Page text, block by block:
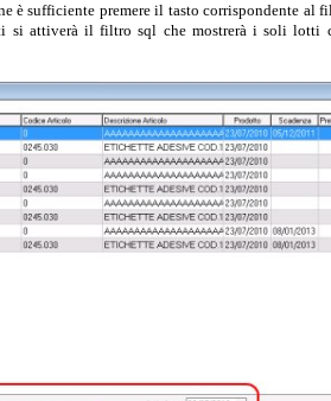
è sufficiente premere il tasto corrispondente al
si attiverà il filtro sql che mostrerà i soli lotti